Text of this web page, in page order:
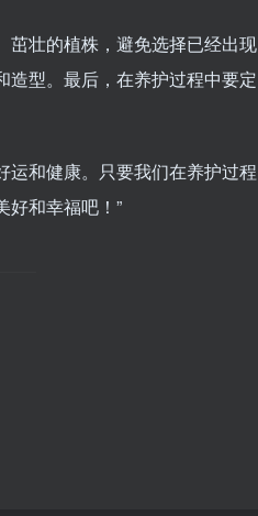
茁壮的植株，避免选择已经出现
造型。最后，在养护过程中要定
运和健康。只要我们在养护过程
好和幸福吧！”